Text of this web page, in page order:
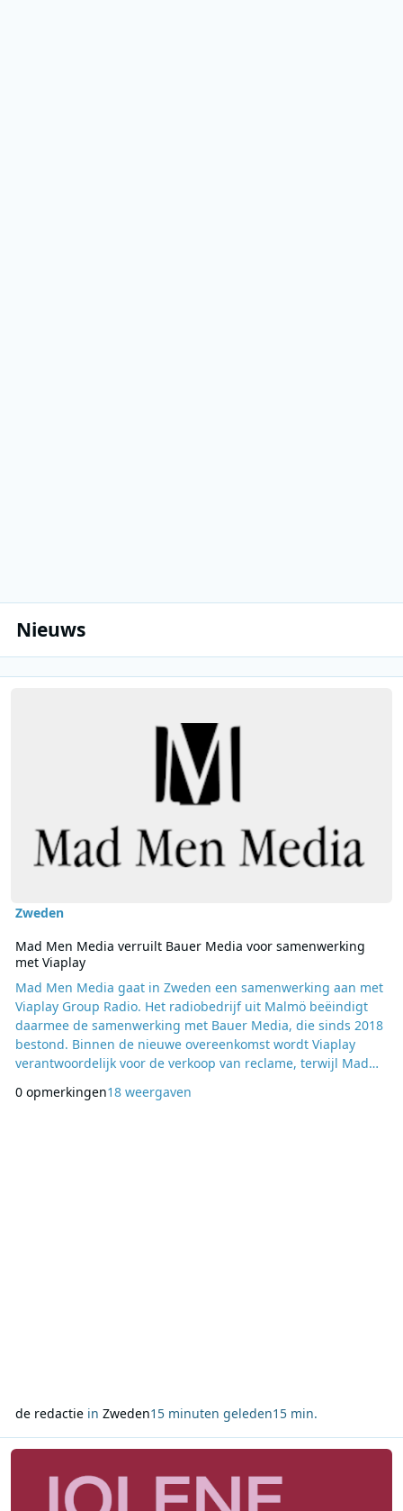
Nieuws
Zweden
Mad Men Media verruilt Bauer Media voor samenwerking
met Viaplay
Mad Men Media gaat in Zweden een samenwerking aan met
Viaplay Group Radio. Het radiobedrijf uit Malmö beëindigt
daarmee de samenwerking met Bauer Media, die sinds 2018
bestond. Binnen de nieuwe overeenkomst wordt Viaplay
verantwoordelijk voor de verkoop van reclame, terwijl Mad
programmering, redactie en dagelijkse bedrijfsvoering van
0 opmerkingen18 weergaven
de redactiein Zweden15 minuten geleden15 min.
Lees meer over Leon Ramakers start Jolene Country Radio met